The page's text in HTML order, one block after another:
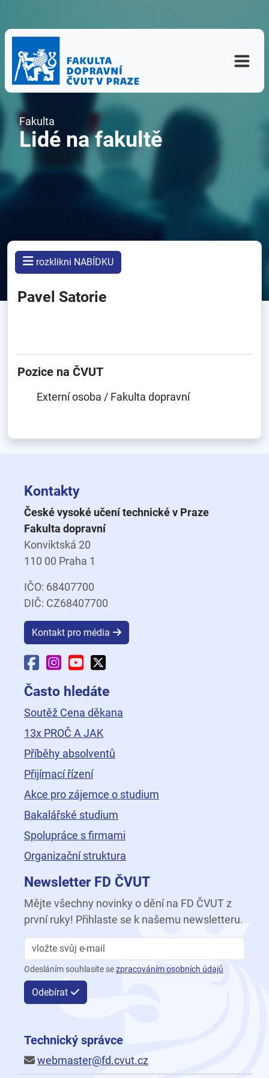
Fakulta
Lidé na fakultě
rozklikni NABÍDKU
Pavel Satorie
Pozice na ČVUT
Externí osoba / Fakulta dopravní
Kontakty
České vysoké učení technické v Praze
Fakulta dopravní
Konviktská 20
110 00 Praha 1
IČO: 68407700
DIČ: CZ68407700
Kontakt pro média
Facebook Fakulty dopravní
Instagram Fakulty dopravní
YouTube Fakulty dopravní
Často hledáte
Soutěž Cena děkana
13x PROČ A JAK
Příběhy absolventů
Přijímací řízení
Akce pro zájemce o studium
Bakalářské studium
Spolupráce s firmami
Organizační struktura
Newsletter FD ČVUT
Mějte všechny novinky o dění na FD ČVUT z
první ruky! Přihlaste se k našemu newsletteru.
Odesláním souhlasíte sezpracováním osobních údajů
Odebírat
Technický správce
webmaster@fd.cvut.cz